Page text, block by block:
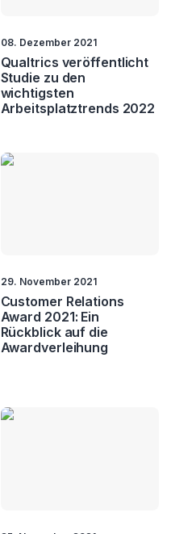
Customer Value
Fernwartung
08. Dezember 2021
Qualtrics veröffentlicht
Studie zu den
wichtigsten
Arbeitsplatztrends 2022
29. November 2021
Customer Relations
Award 2021: Ein
Rückblick auf die
Awardverleihung